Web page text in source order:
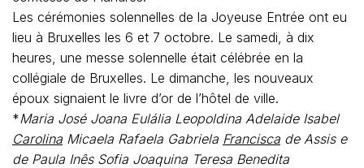
Les cérémonies solennelles de la Joyeuse Entrée ont eu
lieu à Bruxelles les 6 et 7 octobre. Le samedi, à dix
heures, une messe solennelle était célébrée en la
collégiale de Bruxelles. Le dimanche, les nouveaux
époux signaient le livre d’or de l’hôtel de ville.
*Maria José Joana Eulália Leopoldina Adelaide Isabel
Carolina Micaela Rafaela Gabriela Francisca de Assis e
de Paula Inês Sofia Joaquina Teresa Benedita